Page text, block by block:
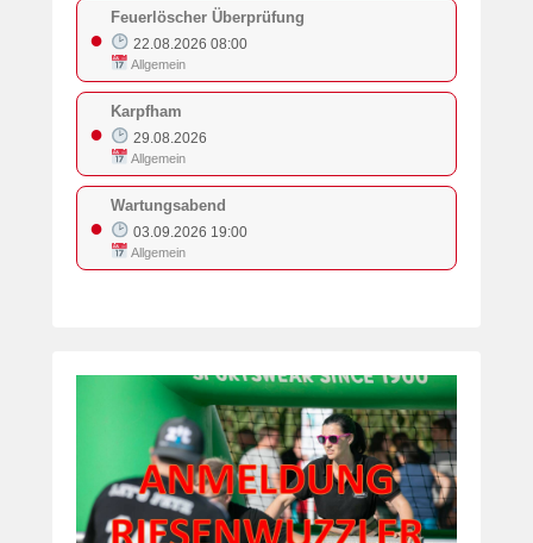
●
Feuerlöscher Überprüfung
22.08.2026 08:00
Allgemein
●
Karpfham
29.08.2026
Allgemein
●
Wartungsabend
03.09.2026 19:00
Allgemein